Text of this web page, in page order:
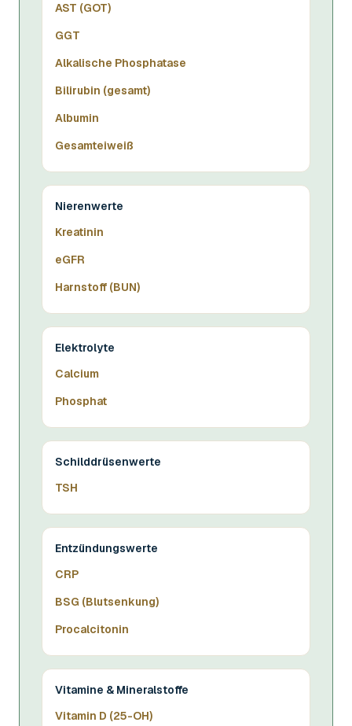
AST (GOT)
GGT
Alkalische Phosphatase
Bilirubin (gesamt)
Albumin
Gesamteiweiß
Nierenwerte
Kreatinin
eGFR
Harnstoff (BUN)
Elektrolyte
Calcium
Phosphat
Schilddrüsenwerte
TSH
Entzündungswerte
CRP
BSG (Blutsenkung)
Procalcitonin
Vitamine & Mineralstoffe
Vitamin D (25-OH)